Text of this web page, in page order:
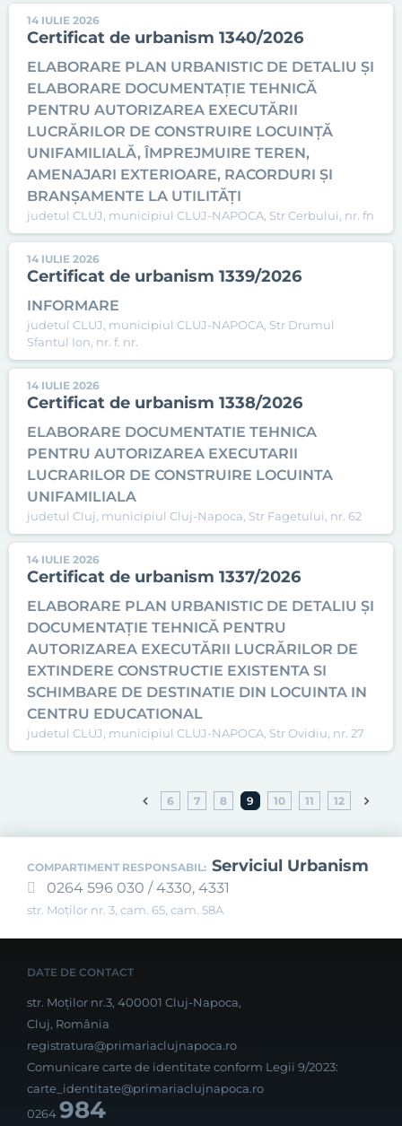
14 IULIE 2026
Certificat de urbanism 1340/2026
ELABORARE PLAN URBANISTIC DE DETALIU ȘI
ELABORARE DOCUMENTAȚIE TEHNICĂ
PENTRU AUTORIZAREA EXECUTĂRII
LUCRĂRILOR DE CONSTRUIRE LOCUINȚĂ
UNIFAMILIALĂ, ÎMPREJMUIRE TEREN,
AMENAJARI EXTERIOARE, RACORDURI ȘI
BRANȘAMENTE LA UTILITĂȚI
judetul CLUJ, municipiul CLUJ-NAPOCA, Str Cerbului, nr. fn
14 IULIE 2026
Certificat de urbanism 1339/2026
INFORMARE
judetul CLUJ, municipiul CLUJ-NAPOCA, Str Drumul
Sfantul Ion, nr. f. nr.
14 IULIE 2026
Certificat de urbanism 1338/2026
ELABORARE DOCUMENTATIE TEHNICA
PENTRU AUTORIZAREA EXECUTARII
LUCRARILOR DE CONSTRUIRE LOCUINTA
UNIFAMILIALA
judetul Cluj, municipiul Cluj-Napoca, Str Fagetului, nr. 62
14 IULIE 2026
Certificat de urbanism 1337/2026
ELABORARE PLAN URBANISTIC DE DETALIU ȘI
DOCUMENTAȚIE TEHNICĂ PENTRU
AUTORIZAREA EXECUTĂRII LUCRĂRILOR DE
EXTINDERE CONSTRUCTIE EXISTENTA SI
SCHIMBARE DE DESTINATIE DIN LOCUINTA IN
CENTRU EDUCATIONAL
judetul CLUJ, municipiul CLUJ-NAPOCA, Str Ovidiu, nr. 27
6 7 8 9 10 11 12
COMPARTIMENT RESPONSABIL: Serviciul Urbanism
0264 596 030 / 4330, 4331
str. Moților nr. 3, cam. 65, cam. 58A
DATE DE CONTACT
str. Moților nr.3, 400001 Cluj-Napoca,
Cluj, România
registratura@primariaclujnapoca.ro
Comunicare carte de identitate conform Legii 9/2023:
carte_identitate@primariaclujnapoca.ro
0264984